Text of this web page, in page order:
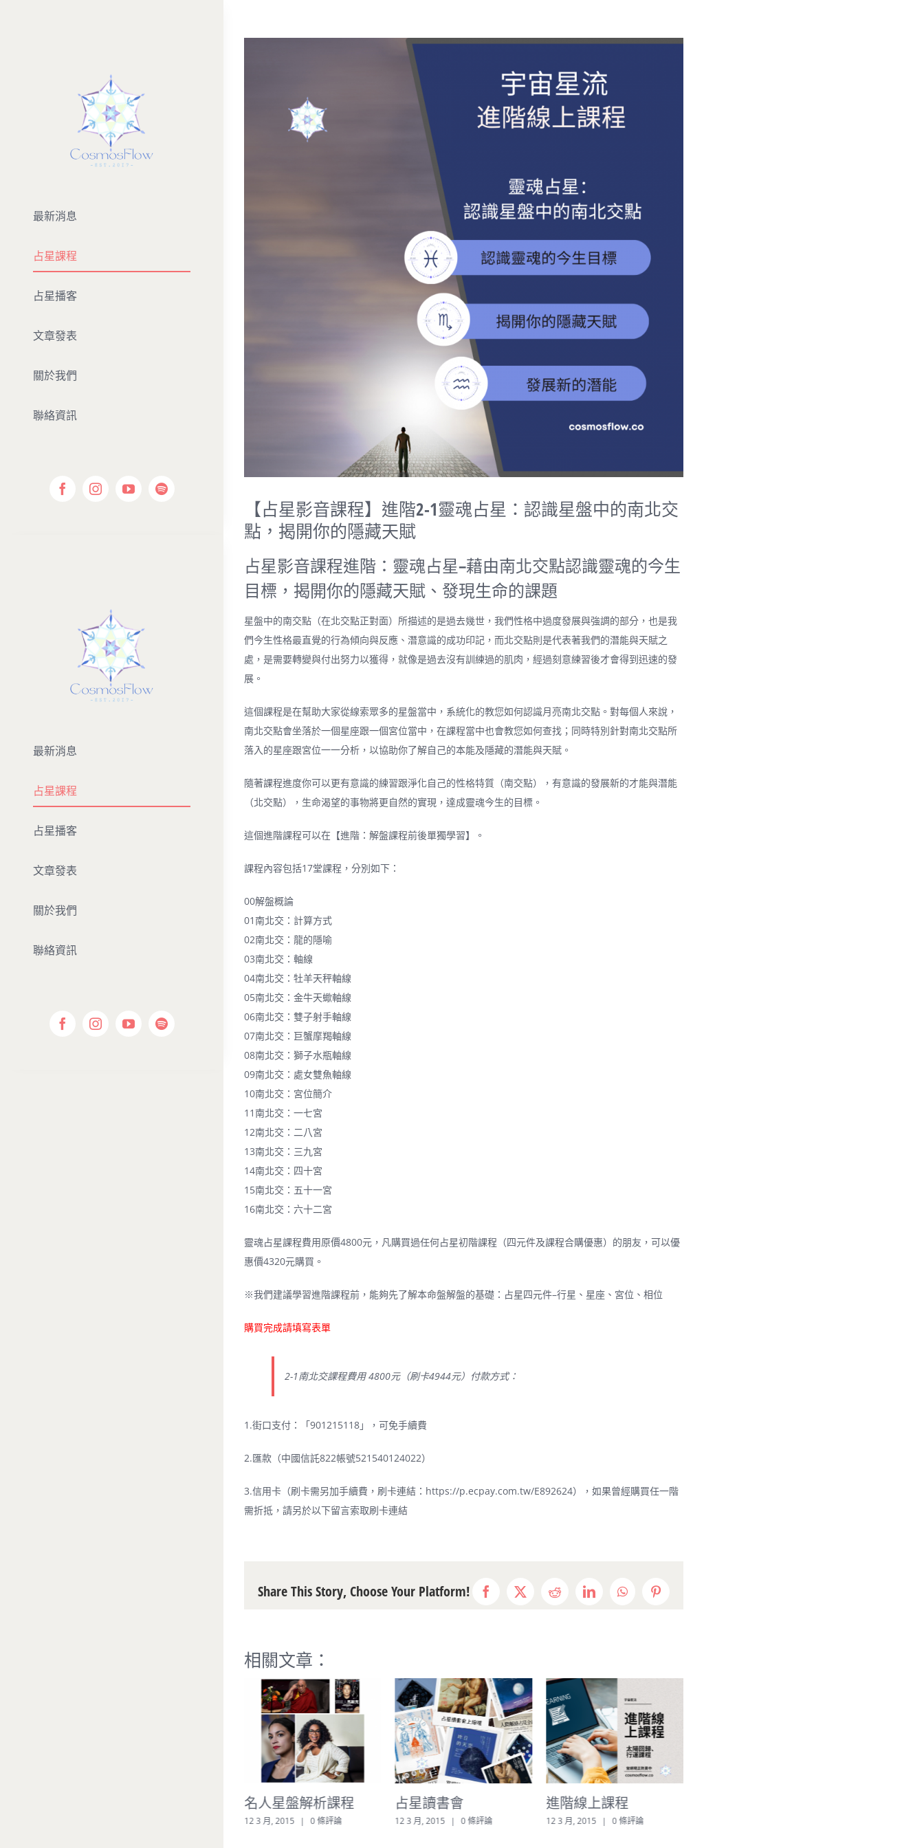
最新消息
占星課程
占星播客
文章發表
關於我們
聯絡資訊
最新消息
占星課程
占星播客
文章發表
關於我們
聯絡資訊
【占星影音課程】進階2-1靈魂占星：認識星盤中的南北交
點，揭開你的隱藏天賦
占星影音課程進階：靈魂占星–藉由南北交點認識靈魂的今生
目標，揭開你的隱藏天賦、發現生命的課題
星盤中的南交點（在北交點正對面）所描述的是過去幾世，我們性格中過度發展與強調的部分，也是我
們今生性格最直覺的行為傾向與反應、潛意識的成功印記，而北交點則是代表著我們的潛能與天賦之
處，是需要轉變與付出努力以獲得，就像是過去沒有訓練過的肌肉，經過刻意練習後才會得到迅速的發
展。
這個課程是在幫助大家從線索眾多的星盤當中，系統化的教您如何認識月亮南北交點。對每個人來說，
南北交點會坐落於一個星座跟一個宮位當中，在課程當中也會教您如何查找；同時特別針對南北交點所
落入的星座跟宮位一一分析，以協助你了解自己的本能及隱藏的潛能與天賦。
隨著課程進度你可以更有意識的練習跟淨化自己的性格特質（南交點），有意識的發展新的才能與潛能
（北交點），生命渴望的事物將更自然的實現，達成靈魂今生的目標。
這個進階課程可以在【進階：解盤課程前後單獨學習】。
課程內容包括17堂課程，分別如下：
00解盤概論
01南北交：計算方式
02南北交：龍的隱喻
03南北交：軸線
04南北交：牡羊天秤軸線
05南北交：金牛天蠍軸線
06南北交：雙子射手軸線
07南北交：巨蟹摩羯軸線
08南北交：獅子水瓶軸線
09南北交：處女雙魚軸線
10南北交：宮位簡介
11南北交：一七宮
12南北交：二八宮
13南北交：三九宮
14南北交：四十宮
15南北交：五十一宮
16南北交：六十二宮
靈魂占星課程費用原價4800元，凡購買過任何占星初階課程（四元件及課程合購優惠）的朋友，可以優
惠價4320元購買。
※我們建議學習進階課程前，能夠先了解本命盤解盤的基礎：占星四元件–行星、星座、宮位、相位
購買完成請填寫表單
2-1南北交課程費用 4800元（刷卡4944元）付款方式：
1.街口支付：「901215118」，可免手續費
2.匯款（中國信託822帳號521540124022）
3.信用卡（刷卡需另加手續費，刷卡連結： https://p.ecpay.com.tw/E892624），如果曾經購買任一階
需折抵，請另於以下留言索取刷卡連結
Share This Story, Choose Your Platform! Facebook
X Reddit LinkedInWhatsAppPinterest
相關文章：
名人星盤解析課程
12 3 月, 2015 | 0 條評論
占星讀書會
12 3 月, 2015 | 0 條評論
進階線上課程
12 3 月, 2015 | 0 條評論